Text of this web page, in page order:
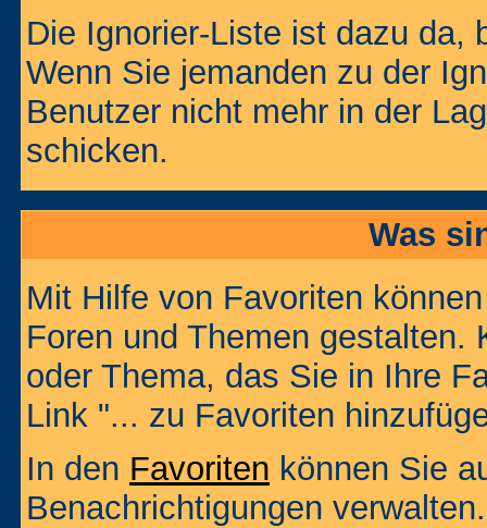
Die Ignorier-Liste ist dazu da,
Wenn Sie jemanden zu der
Benutzer nicht mehr in der
schicken.
Was
Mit Hilfe von Favoriten
Foren und Themen
oder Thema, das Sie in Ihre
Link "... zu Favoriten
In den Favoriten können Sie
Benachrichtigungen verwalten.